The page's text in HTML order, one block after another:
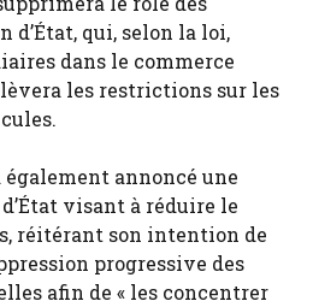
d’État, qui, selon la loi,
dans le commerce
les restrictions sur les
annoncé une
visant à réduire le
réitérant son intention de
progressive des
afin de « les concentrer